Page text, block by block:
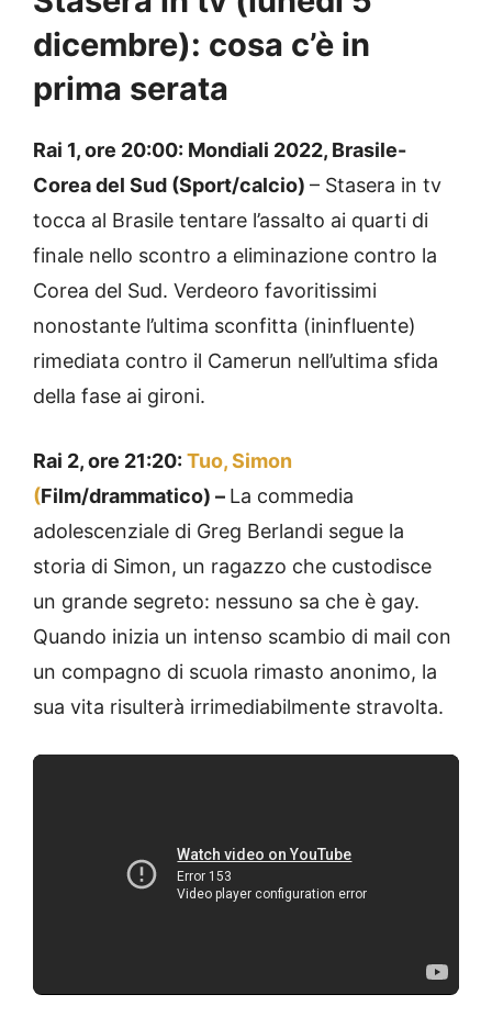
dicembre): cosa c’è in
prima serata
Rai 1, ore 20:00: Mondiali 2022, Brasile-
Corea del Sud (Sport/calcio) – Stasera in tv
tocca al Brasile tentare l’assalto ai quarti di
finale nello scontro a eliminazione contro la
Corea del Sud. Verdeoro favoritissimi
nonostante l’ultima sconfitta (ininfluente)
rimediata contro il Camerun nell’ultima sfida
della fase ai gironi.
Rai 2, ore 21:20: Tuo, Simon
(Film/drammatico) – La commedia
adolescenziale di Greg Berlandi segue la
storia di Simon, un ragazzo che custodisce
un grande segreto: nessuno sa che è gay.
Quando inizia un intenso scambio di mail con
un compagno di scuola rimasto anonimo, la
sua vita risulterà irrimediabilmente stravolta.